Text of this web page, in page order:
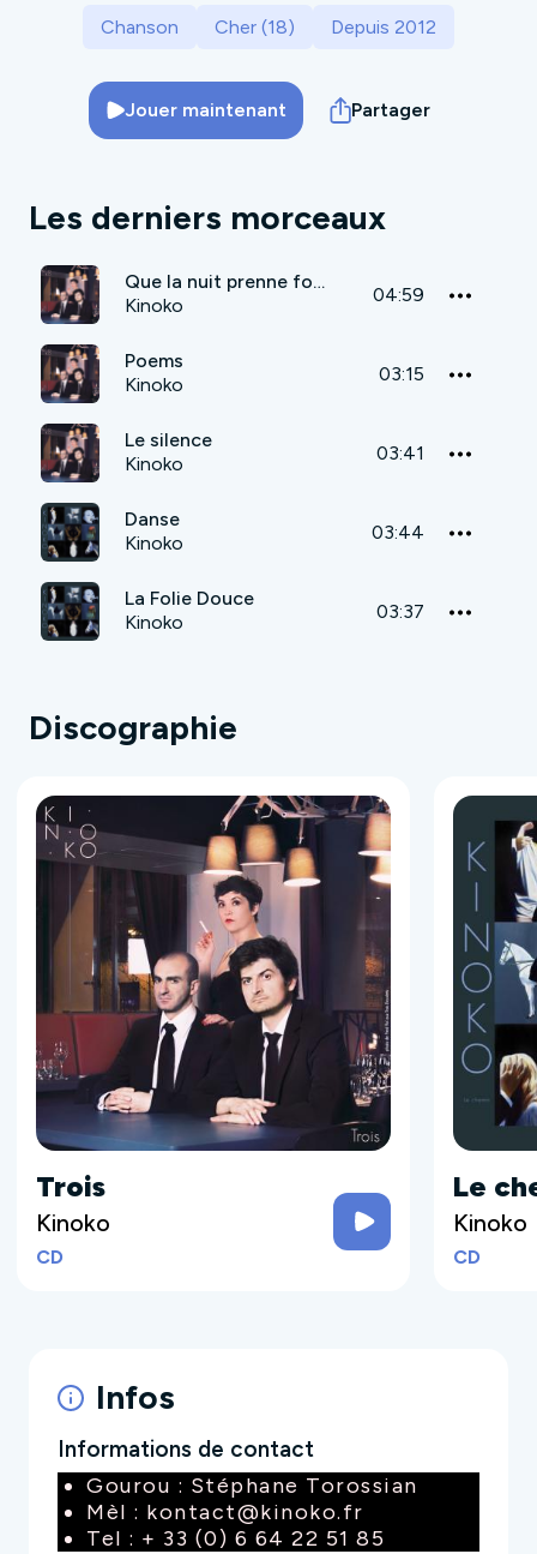
Chanson Cher (18) Depuis 2012
Jouer maintenant Partager
Les derniers morceaux
Que la nuit prenne forme
Kinoko
04:59
Poems
Kinoko
03:15
Le silence
Kinoko
03:41
Danse
Kinoko
03:44
La Folie Douce
Kinoko
03:37
Discographie
Trois
Kinoko
CD
Le
Kinoko
CD
Infos
Informations de contact
Gourou : Stéphane Torossian
Mèl : kontact@kinoko.fr
Tel : + 33 (0) 6 64 22 51 85